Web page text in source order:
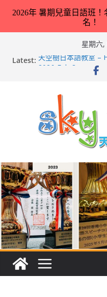
星期六
Latest: 天空樹日本語教室 –
2026兒童日語暑期
小朋友）！
天空樹日本語教室 –
名稱 – 2026-Feb-19
天空樹日本語教室 –
2026年 暑期兒童日語班
名！